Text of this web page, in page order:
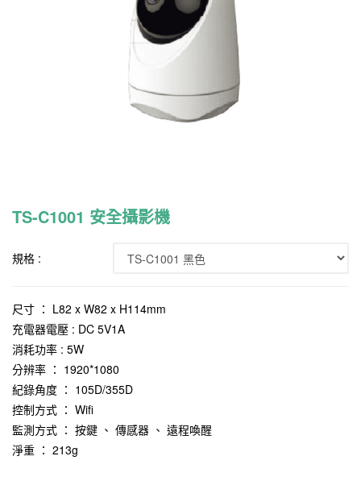
TS-C1001 安全攝影機
規格 :
尺寸 ： L82 x W82 x H114mm
充電器電壓 : DC 5V1A
消耗功率 : 5W
分辨率 ： 1920*1080
紀錄角度 ： 105D/355D
控制方式 ： Wifi
監測方式 ： 按鍵 、 傳感器 、 遠程喚醒
淨重 ： 213g